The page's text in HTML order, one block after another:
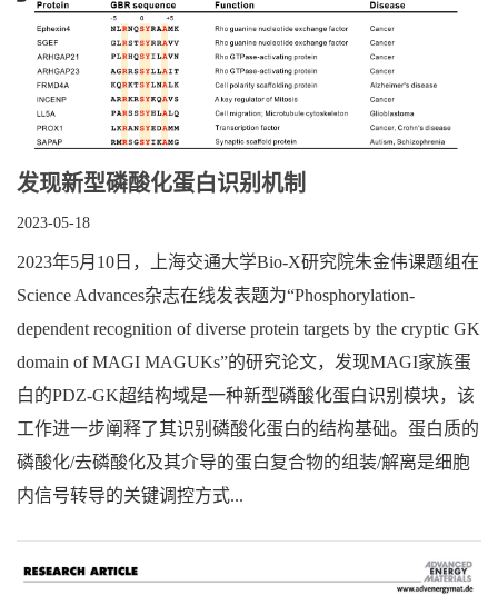
发现新型磷酸化蛋白识别机制
2023-05-18
2023年5月10日，上海交通大学Bio-X研究院朱金伟课题组在
Science Advances杂志在线发表题为“Phosphorylation-
dependent recognition of diverse protein targets by the cryptic GK
domain of MAGI MAGUKs”的研究论文，发现MAGI家族蛋
白的PDZ-GK超结构域是一种新型磷酸化蛋白识别模块，该
工作进一步阐释了其识别磷酸化蛋白的结构基础。蛋白质的
磷酸化/去磷酸化及其介导的蛋白复合物的组装/解离是细胞
内信号转导的关键调控方式...